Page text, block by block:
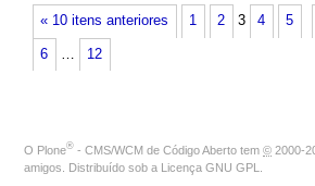
« 10 itens anteriores 1 2 3 4 5
6 … 12
O Plone® - CMS/WCM de Código Aberto tem © 2000-
amigos. Distribuído sob a Licença GNU GPL